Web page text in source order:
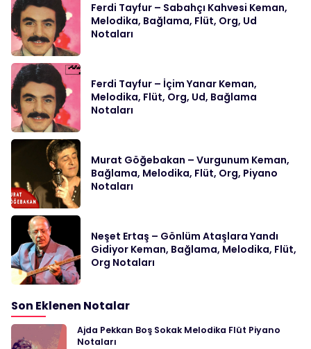
Ferdi Tayfur – Sabahçı Kahvesi Keman,
Melodika, Bağlama, Flüt, Org, Ud
Notaları
Ferdi Tayfur – İçim Yanar Keman,
Melodika, Flüt, Org, Ud, Bağlama
Notaları
Murat Göğebakan – Vurgunum Keman,
Bağlama, Melodika, Flüt, Org, Piyano
Notaları
Neşet Ertaş – Gönlüm Ataşlara Yandı
Gidiyor Keman, Bağlama, Melodika, Flüt,
Org Notaları
Son Eklenen Notalar
Ajda Pekkan Boş Sokak Melodika Flüt Piyano
Notaları